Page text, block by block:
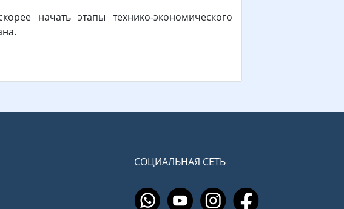
начать этапы технико-экономического
СОЦИАЛЬНАЯ СЕТЬ